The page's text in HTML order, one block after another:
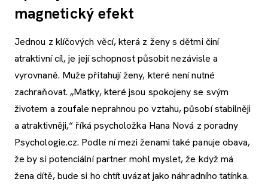
magnetický efekt
Jednou z klíčových věcí, která z ženy s dětmi činí
atraktivní cíl, je její schopnost působit nezávisle a
vyrovnaně. Muže přitahují ženy, které není nutné
zachraňovat. „Matky, které jsou spokojeny se svým
životem a zoufale neprahnou po vztahu, působí stabilněji
a atraktivněji,“ říká psycholožka Hana Nová z poradny
Psychologie.cz. Podle ní mezi ženami také panuje obava,
že by si potenciální partner mohl myslet, že když má
žena dítě, bude si ho chtít uvázat jako náhradního tatínka.